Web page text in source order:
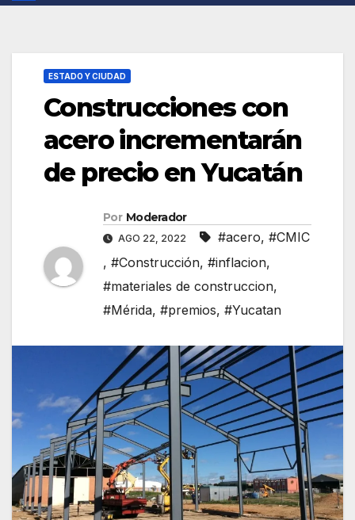
ESTADO Y CIUDAD
Construcciones con
acero incrementarán
de precio en Yucatán
Por Moderador
AGO 22, 2022 #acero, #CMIC
, #Construcción, #inflacion,
#materiales de construccion,
#Mérida, #premios, #Yucatan